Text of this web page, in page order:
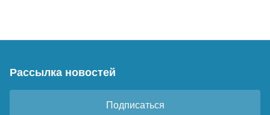
Рассылка новостей
Подписаться